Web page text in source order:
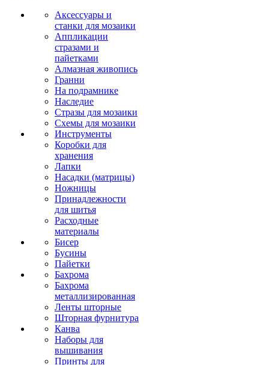
Аксессуары и
станки для мозаики
Аппликации
стразами и
пайетками
Алмазная живопись
Гранни
На подрамнике
Наследие
Стразы для мозаики
Схемы для мозаики
Инструменты
Коробки для
хранения
Лапки
Насадки (матрицы)
Ножницы
Принадлежности
для шитья
Расходные
материалы
Бисер
Бусины
Пайетки
Бахрома
Бахрома
металлизированная
Ленты шторные
Шторная фурнитура
Канва
Наборы для
вышивания
Принты для